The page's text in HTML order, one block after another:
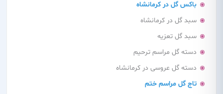
باکس گل در کرمانشاه
سبد گل در کرمانشاه
سبد گل تعزیه
دسته گل مراسم ترحیم
دسته گل عروسی در کرمانشاه
تاج گل مراسم ختم